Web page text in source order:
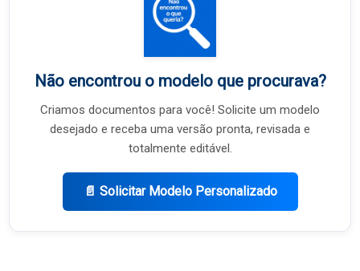
Não encontrou o modelo que procurava?
Criamos documentos para você! Solicite um modelo
desejado e receba uma versão pronta, revisada e
totalmente editável.
📄 Solicitar Modelo Personalizado